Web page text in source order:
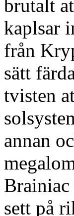
brutalt
kaplsar
från
sätt
tvisten
annan
sett på